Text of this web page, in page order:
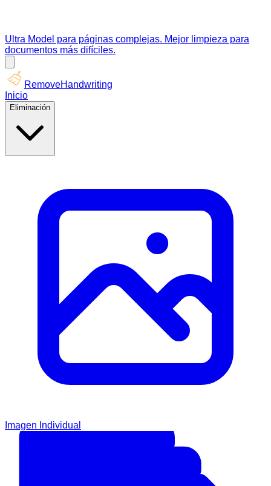
Ultra Model para páginas complejas. Mejor limpieza para
documentos más difíciles.
RemoveHandwriting
Inicio
Eliminación
Imagen Individual